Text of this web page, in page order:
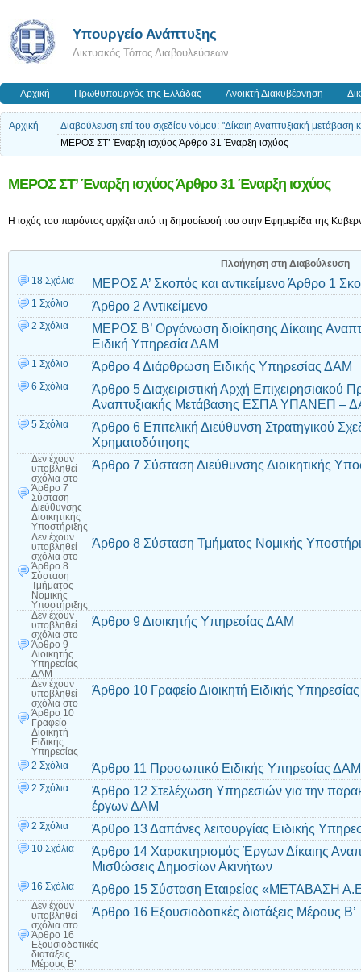
Υπουργείο Ανάπτυξης
Δικτυακός Τόπος Διαβουλεύσεων
Αρχική Πρωθυπουργός της Ελλάδας Ανοικτή Διακυβέρνηση
Αρχική
Διαβούλευση επί του σχεδίου νόμου: "Δίκαιη Αναπτυξιακή μετάβαση
ΜΕΡΟΣ ΣΤ’ Έναρξη ισχύος Άρθρο 31 Έναρξη ισχύος
ΜΕΡΟΣ ΣΤ’ Έναρξη ισχύος Άρθρο 31 Έναρξη ισχύος
Η ισχύς του παρόντος αρχίζει από τη δημοσίευσή του στην Εφημερίδα της
Πλοήγηση στη Διαβούλευση
18 Σχόλια
ΜΕΡΟΣ Α’ Σκοπός και αντικείμενο Άρθρο 1
1 Σχόλιο Άρθρο 2 Αντικείμενο
2 Σχόλια
ΜΕΡΟΣ Β’ Οργάνωση διοίκησης Δίκαιης
Ειδική Υπηρεσία ΔΑΜ
1 Σχόλιο Άρθρο 4 Διάρθρωση Ειδικής Υπηρεσίας ΔΑΜ
6 Σχόλια
Άρθρο 5 Διαχειριστική Αρχή Επιχειρησιακού
Αναπτυξιακής Μετάβασης ΕΣΠΑ ΥΠΑΝΕΠ –
5 Σχόλια
Άρθρο 6 Επιτελική Διεύθυνση Στρατηγικού
Χρηματοδότησης
Δεν έχουν
υποβληθεί
σχόλια στο
Άρθρο 7
Σύσταση
Διεύθυνσης
Διοικητικής
Υποστήριξης
Άρθρο 7 Σύσταση Διεύθυνσης Διοικητικής
Δεν έχουν
υποβληθεί
σχόλια στο
Άρθρο 8
Σύσταση
Τμήματος
Νομικής
Υποστήριξης
Άρθρο 8 Σύσταση Τμήματος Νομικής
Δεν έχουν
υποβληθεί
σχόλια στο
Άρθρο 9
Διοικητής
Υπηρεσίας
ΔΑΜ
Άρθρο 9 Διοικητής Υπηρεσίας ΔΑΜ
Δεν έχουν
υποβληθεί
σχόλια στο
Άρθρο 10
Γραφείο
Διοικητή
Ειδικής
Υπηρεσίας
Άρθρο 10 Γραφείο Διοικητή Ειδικής Υπηρεσίας
2 Σχόλια Άρθρο 11 Προσωπικό Ειδικής Υπηρεσίας ΔΑΜ
2 Σχόλια
Άρθρο 12 Στελέχωση Υπηρεσιών για την
έργων ΔΑΜ
2 Σχόλια Άρθρο 13 Δαπάνες λειτουργίας Ειδικής
10 Σχόλια
Άρθρο 14 Χαρακτηρισμός Έργων Δίκαιης
Μισθώσεις Δημοσίων Ακινήτων
16 Σχόλια Άρθρο 15 Σύσταση Εταιρείας «ΜΕΤΑΒΑΣΗ
Δεν έχουν
υποβληθεί
σχόλια στο
Άρθρο 16
Εξουσιοδοτικές
διατάξεις
Μέρους Β’
Άρθρο 16 Εξουσιοδοτικές διατάξεις Μέρους Β’